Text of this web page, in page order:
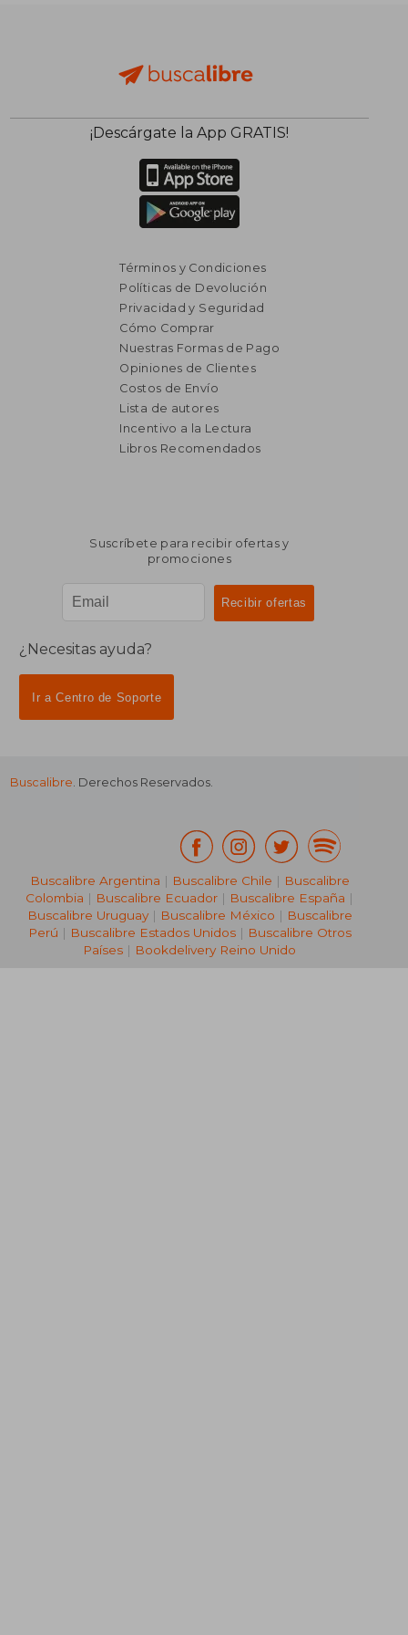
$ 3.698
$ 1.849
¡Descárgate la App GRATIS!
Términos y Condiciones
Políticas de Devolución
Privacidad y Seguridad
Cómo Comprar
Nuestras Formas de Pago
Opiniones de Clientes
Costos de Envío
Lista de autores
Incentivo a la Lectura
Libros Recomendados
Suscríbete para recibir ofertas y
promociones
¿Necesitas ayuda?
Ir a Centro de Soporte
Buscalibre. Derechos Reservados.
Buscalibre Argentina | Buscalibre Chile | Buscalibre
Colombia | Buscalibre Ecuador | Buscalibre España |
Buscalibre Uruguay| Buscalibre México | Buscalibre
Perú | Buscalibre Estados Unidos| Buscalibre Otros
Países | Bookdelivery Reino Unido